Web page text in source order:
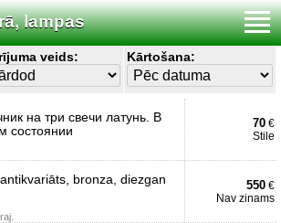
lampas
veids: Kārtošana:
на три свечи латунь. В
состоянии
70 €
Stile
bronza, diezgan
550 €
Nav zinams